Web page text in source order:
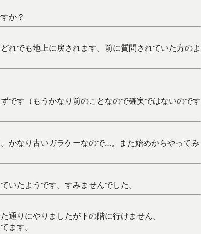
か？
れでも地上に戻されます。前に質問されていた方のよ
です（もうかなり前のことなので確実ではないのです
かなり古いガラケーなので…。また始めからやってみ
いたようです。すみませんでした。
通りにやりましたが下の階に行けません。
ます。